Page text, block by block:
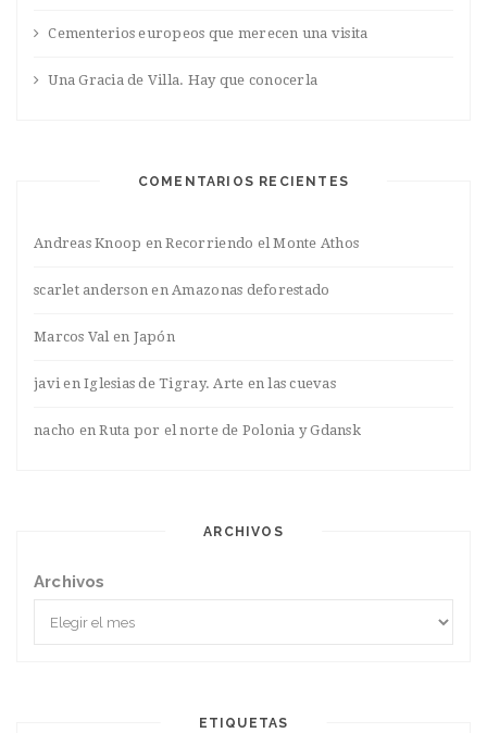
Cementerios europeos que merecen una visita
Una Gracia de Villa. Hay que conocerla
COMENTARIOS RECIENTES
Andreas Knoop enRecorriendo el Monte Athos
scarlet anderson enAmazonas deforestado
Marcos Valen Japón
javienIglesias de Tigray. Arte en las cuevas
nacho enRuta por el norte de Polonia y Gdansk
ARCHIVOS
Archivos
ETIQUETAS